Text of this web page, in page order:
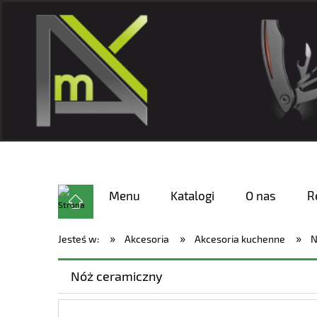
Menu Katalogi O nas
Jesteś w: » Akcesoria » Akcesoria kuchenne »
Nóż ceramiczny